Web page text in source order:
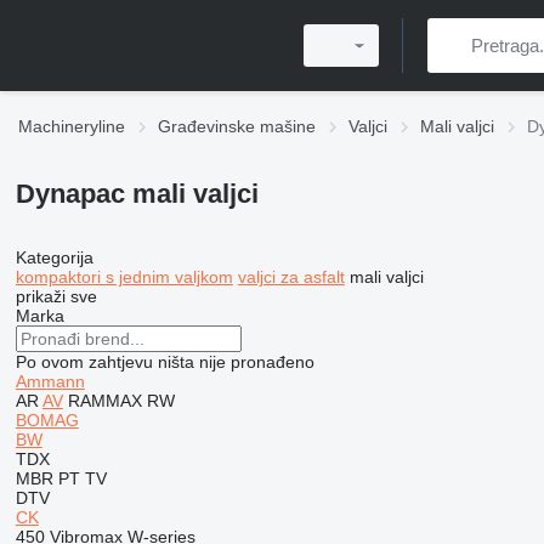
Machineryline Građevinske mašine Valjci Mali valjci
Dynapac mali valjci
Kategorija
kompaktori s jednim valjkom valjci za asfalt mali valjci
prikaži sve
Marka
Po ovom zahtjevu ništa nije pronađeno
Ammann
AR AV RAMMAX RW
BOMAG
BW
TDX
MBR PT TV
DTV
CK
450 Vibromax W-series